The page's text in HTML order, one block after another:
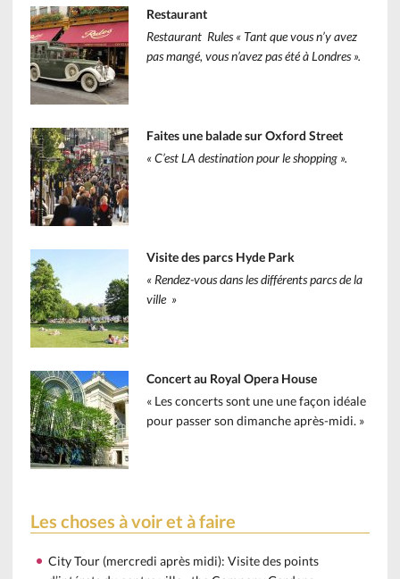
Restaurant
Restaurant Rules « Tant que vous n’y avez
pas mangé, vous n’avez pas été à Londres ».
Faites une balade sur Oxford Street
« C’est LA destination pour le shopping ».
Visite des parcs Hyde Park
« Rendez-vous dans les différents parcs de la
ville »
Concert au Royal Opera House
« Les concerts sont une une façon idéale
pour passer son dimanche après-midi. »
Les choses à voir et à faire
City Tour (mercredi après midi): Visite des points